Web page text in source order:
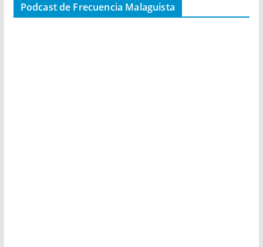
Podcast de Frecuencia Malaguista